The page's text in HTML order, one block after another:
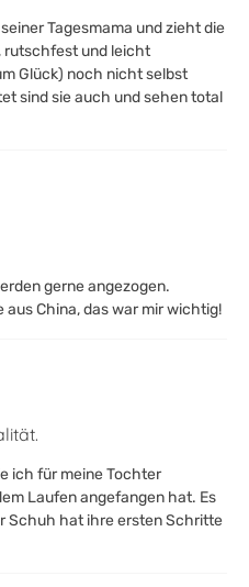
Tagesmama und zieht die
rutschfest und leicht
Glück) noch nicht selbst
sind sie auch und sehen total
gerne angezogen.
aus China, das war mir wichtig!
ich für meine Tochter
Laufen angefangen hat. Es
Schuh hat ihre ersten Schritte